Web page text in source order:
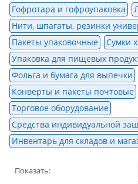
Гофротара и гофроупаковка
Нити, шпагаты, резинки
Пакеты упаковочные
Сумки
Упаковка для пищевых
Фольга и бумага для выпечки
Конверты и пакеты почтовые
Торговое оборудование
Средства индивидуальной
Инвентарь для складов и
Показать: